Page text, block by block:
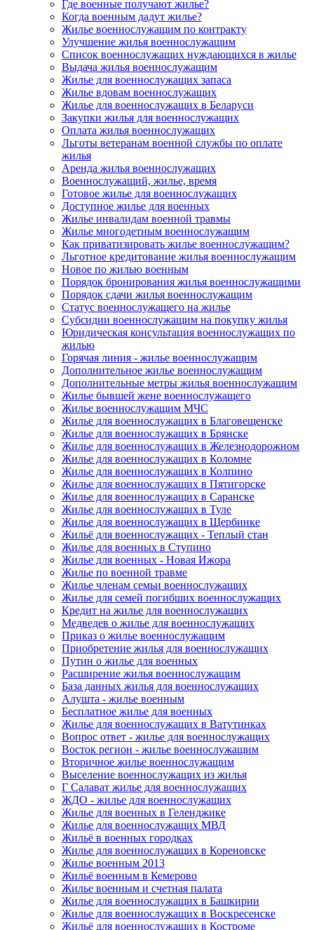
Где военные получают жилье?
Когда военным дадут жилье?
Жилье военнослужащим по контракту
Улучшение жилья военнослужащим
Список военнослужащих нуждающихся в жилье
Выдача жилья военнослужащим
Жилье для военнослужащих запаса
Жилье вдовам военнослужащих
Жилье для военнослужащих в Беларуси
Закупки жилья для военнослужащих
Оплата жилья военнослужащих
Льготы ветеранам военной службы по оплате
жилья
Аренда жилья военнослужащих
Военнослужащий, жилье, время
Готовое жилье для военнослужащих
Доступное жилье для военных
Жилье инвалидам военной травмы
Жилье многодетным военнослужащим
Как приватизировать жилье военнослужащим?
Льготное кредитование жилья военнослужащим
Новое по жилью военным
Порядок бронирования жилья военнослужащими
Порядок сдачи жилья военнослужащим
Статус военнослужащего на жилье
Субсидии военнослужащим на покупку жилья
Юридическая консультация военнослужащих по
жилью
Горячая линия - жилье военнослужащим
Дополнительное жилье военнослужащим
Дополнительные метры жилья военнослужащим
Жилье бывшей жене военнослужащего
Жилье военнослужащим МЧС
Жилье для военнослужащих в Благовещенске
Жилье для военнослужащих в Брянске
Жилье для военнослужащих в Железнодорожном
Жилье для военнослужащих в Коломне
Жилье для военнослужащих в Колпино
Жилье для военнослужащих в Пятигорске
Жилье для военнослужащих в Саранске
Жилье для военнослужащих в Туле
Жилье для военнослужащих в Щербинке
Жильё для военнослужащих - Теплый стан
Жилье для военных в Ступино
Жилье для военных - Новая Ижора
Жилье по военной травме
Жилье членам семьи военнослужащих
Жилье для семей погибших военнослужащих
Кредит на жилье для военнослужащих
Медведев о жилье для военнослужащих
Приказ о жилье военнослужащим
Приобретение жилья для военнослужащих
Путин о жилье для военных
Расширение жилья военнослужащим
База данных жилья для военнослужащих
Алушта - жилье военным
Бесплатное жилье для военных
Жилье для военнослужащих в Ватутинках
Вопрос ответ - жилье для военнослужащих
Восток регион - жилье военнослужащим
Вторичное жилье военнослужащим
Выселение военнослужащих из жилья
Г Салават жилье для военнослужащих
ЖДО - жилье для военнослужащих
Жилье для военных в Геленджике
Жилье для военнослужащих МВД
Жильё в военных городках
Жилье для военнослужащих в Кореновске
Жилье военным 2013
Жильё военным в Кемерово
Жилье военным и счетная палата
Жилье для военнослужащих в Башкирии
Жилье для военнослужащих в Воскресенске
Жильё для военнослужащих в Костроме